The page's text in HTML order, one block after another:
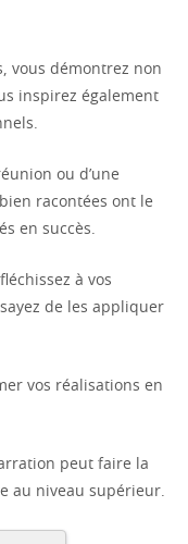
vous démontrez non
inspirez également
ou d’une
racontées ont le
en succès.
à vos
de les appliquer
vos réalisations en
peut faire la
au niveau supérieur.